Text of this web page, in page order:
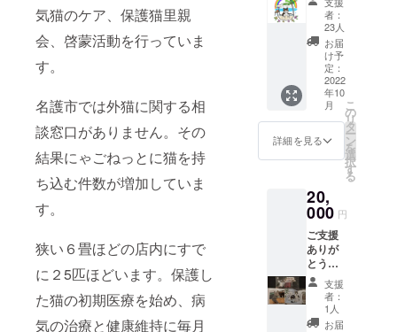
気猫のケア、保護猫里親
会、啓蒙活動を行っていま
す。
名護市では外猫に関する相
談窓口がありません。その
結果にゃごねっとに猫を持
ち込む件数が増加していま
す。
狭い６畳ほどの店内にすで
に２5匹ほどいます。保護し
た猫の初期医療を始め、病
気の治療と健康維持に毎月
catsイ
ラスト
の原画
デー
ター２
点メー
ルにて
お送り
しま
す。 イ
ア、資
金造成
の場合
商用可
能で
す。
す。 集
めた資
金を適
切に使
用した
ご報告
とお礼
のメー
ルをさ
せて頂
きま
す。 賛
でイラ
スト
レー
ター
Yumyさ
んによ
る南国
catsイ
ラスト
の原画
者：
23人
お届
け予
定：
2022
年10
月
詳細を見る
こ
の
リ
タ
ー
ン
を
選
択
す
る
20,
000 円
ご支援
ありが
とうご
ざいま
す。 集
めた資
金を適
支援
者：
1人
お届